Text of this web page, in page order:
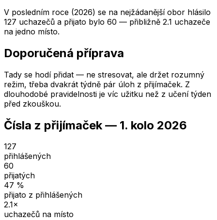
V posledním roce (2026) se na nejžádanější obor hlásilo
127 uchazečů a přijato bylo 60 — přibližně 2.1 uchazeče
na jedno místo.
Doporučená příprava
Tady se hodí přidat — ne stresovat, ale držet rozumný
režim, třeba dvakrát týdně pár úloh z přijímaček. Z
dlouhodobé pravidelnosti je víc užitku než z učení týden
před zkouškou.
Čísla z přijímaček — 1. kolo 2026
127
přihlášených
60
přijatých
47 %
přijato z přihlášených
2.1×
uchazečů na místo